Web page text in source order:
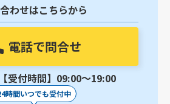
わせはこちらから
電話で問合せ
【受付時間】09:00〜19:00
時間いつでも受付中